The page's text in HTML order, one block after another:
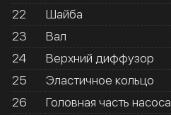
22
Шайба
23
Вал
24
Верхний диффузор
25
Эластичное кольцо
26
Головная часть насоса